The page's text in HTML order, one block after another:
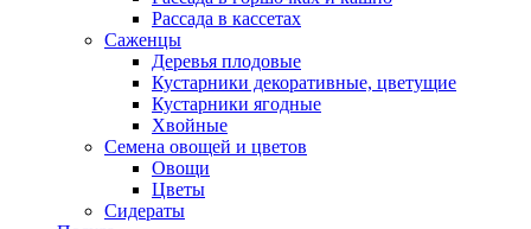
Рассада в кассетах
Саженцы
Деревья плодовые
Кустарники декоративные, цветущие
Кустарники ягодные
Хвойные
Семена овощей и цветов
Овощи
Цветы
Сидераты